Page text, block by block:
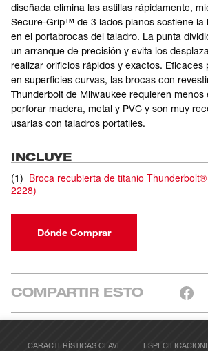
diseñada elimina las astillas rápidamente,
Secure-Grip™ de 3 lados planos sostiene la
en el portabrocas del taladro. La punta
un arranque de precisión y evita los
realizar orificios rápidos y exactos. Eficaces
en superficies curvas, las brocas con
Thunderbolt de Milwaukee requieren menos
perforar madera, metal y PVC y son muy
usarlas con taladros portátiles.
INCLUYE
(1) Broca recubierta de titanio
2228)
Dónde Comprar
COMPARTIR ESTO
CARACTERÍSTICAS CLAVE